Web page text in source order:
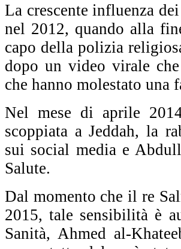
La crescente influenza
nel 2012, quando alla
capo della polizia
dopo un video virale
che hanno molestato
Nel mese di aprile
scoppiata a Jeddah, la
sui social media e
Salute.
Dal momento che il re
2015, tale sensibilità è
Sanità, Ahmed al-